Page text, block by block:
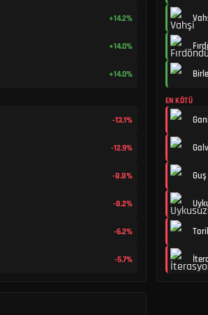
+14.2%
+14.0%
+14.0%
-13.1%
-12.9%
-8.8%
-8.2%
-6.2%
-5.7%
EN KÖTÜ
Guş